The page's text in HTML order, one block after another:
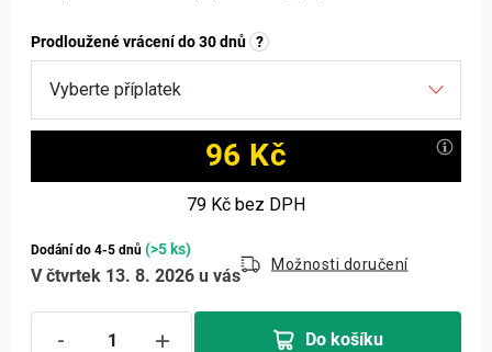
Prodloužené vrácení do 30 dnů ?
96 Kč
79 Kč bez DPH
Dodání do 4-5 dnů (>5 ks)
V čtvrtek 13. 8. 2026 u vás
Možnosti doručení
Do košíku